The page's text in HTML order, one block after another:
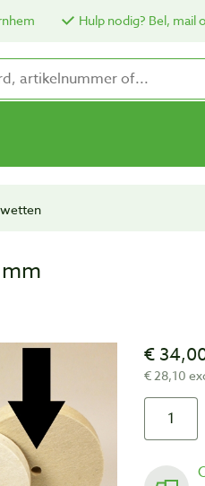
Hulp nodig? Bel, mail
wetten
€
€ 28,10